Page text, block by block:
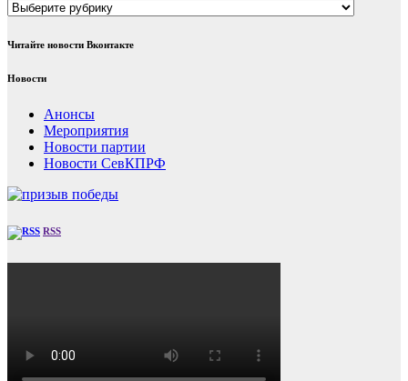
Читайте новости Вконтакте
Новости
Анонсы
Мероприятия
Новости партии
Новости СевКПРФ
RSS